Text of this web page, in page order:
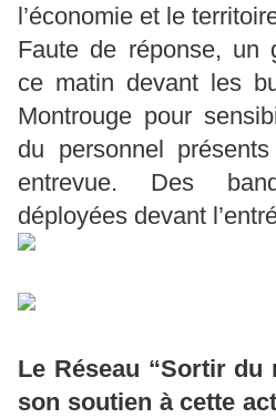
l’économie et le
Faute de réponse, un
ce matin devant les
Montrouge pour
du personnel
entrevue. Des
déployées devant
Le Réseau “Sortir du
son soutien à cette